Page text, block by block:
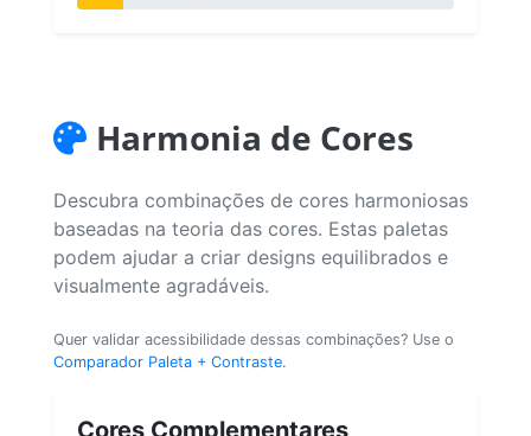
Harmonia de Cores
Descubra combinações de cores harmoniosas
baseadas na teoria das cores. Estas paletas
podem ajudar a criar designs equilibrados e
visualmente agradáveis.
Quer validar acessibilidade dessas combinações? Use o
Comparador Paleta + Contraste.
Cores Complementares